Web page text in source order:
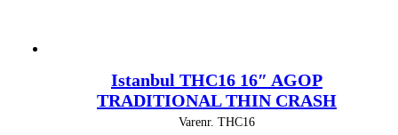
Istanbul THC16 16″ AGOP
TRADITIONAL THIN CRASH
Varenr. THC16